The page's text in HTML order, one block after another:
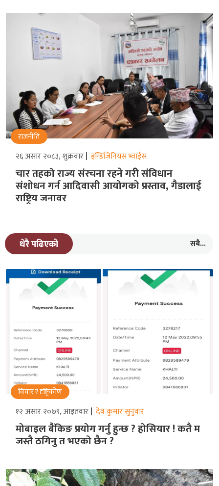
राजनीति
२६ असार २०८३, शुक्रवार इन्डिजिनियस भ्वाईस
चार तहको राज्य संरचना रहने गरीे संविधान
संशोधन गर्न आदिवासी आयोगको प्रस्ताव, गैडालाई
राष्ट्रिय जनावर
धेरै पढिएको सबै...
विचार र दृष्ट्रिकोण
१२ असार २०७९, आइतवार देव कुमार सुनुवार
मोबाइल बैंकिङ प्रयोग गर्नु हुन्छ ? होसियार ! कतै म
जस्तै ठगिनु त भएको छैन ?